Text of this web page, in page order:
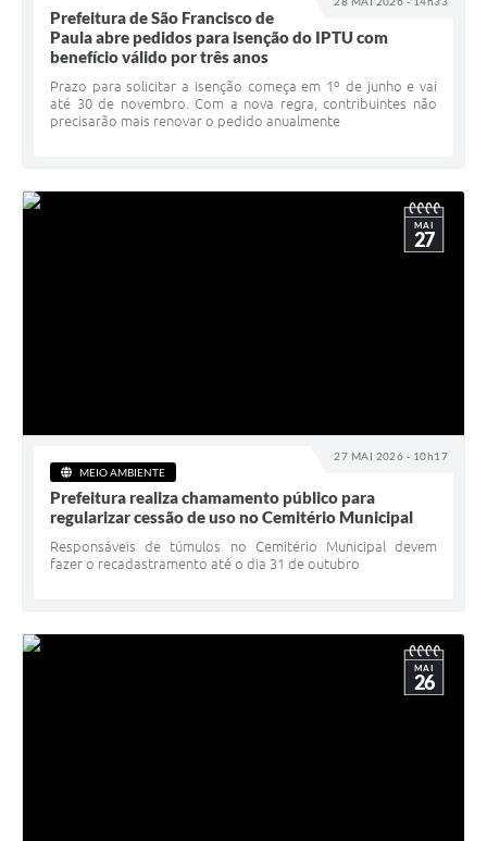
Prefeitura de São Francisco de
Paula abre pedidos para isenção do IPTU com
benefício válido por três anos
Prazo para solicitar a isenção começa em 1º de junho e vai
até 30 de novembro. Com a nova regra, contribuintes não
precisarão mais renovar o pedido anualmente
27 MAI 2026 - 10h17
MAI
27
MEIO AMBIENTE
Prefeitura realiza chamamento público para
regularizar cessão de uso no Cemitério Municipal
Responsáveis de túmulos no Cemitério Municipal devem
fazer o recadastramento até o dia 31 de outubro
MAI
26